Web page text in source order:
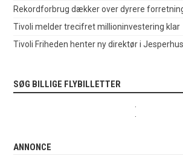
Rekordforbrug dækker over dyrere
Tivoli melder trecifret millioninvestering klar
Tivoli Friheden henter ny direktør i Jesperhus
SØG BILLIGE FLYBILLETTER
ANNONCE